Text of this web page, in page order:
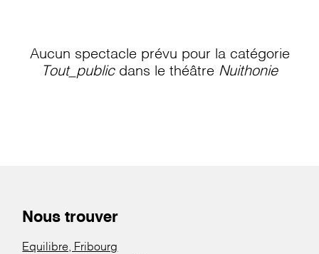
Aucun spectacle prévu pour la catégorie
Tout_publicdans le théâtre Nuithonie
Nous trouver
Equilibre, Fribourg